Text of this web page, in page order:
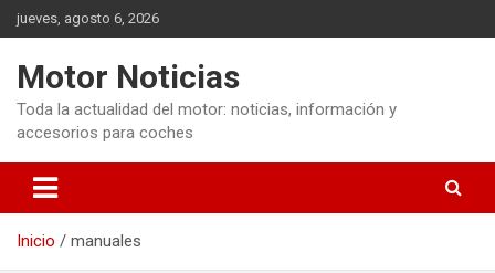
Saltar
al
jueves, agosto 6, 2026
Motor Noticias
Toda la actualidad del motor: noticias, información y
accesorios para coches
Inicio manuales